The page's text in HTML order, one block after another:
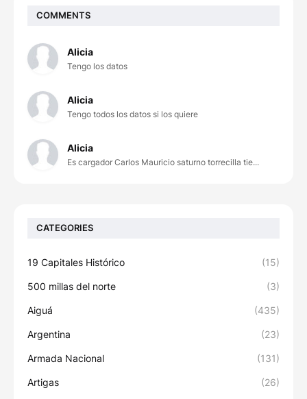
COMMENTS
Alicia
Tengo los datos
Alicia
Tengo todos los datos si los quiere
Alicia
Es cargador Carlos Mauricio saturno torrecilla tie...
CATEGORIES
19 Capitales Histórico (15)
500 millas del norte (3)
Aiguá (435)
Argentina (23)
Armada Nacional (131)
Artigas (26)